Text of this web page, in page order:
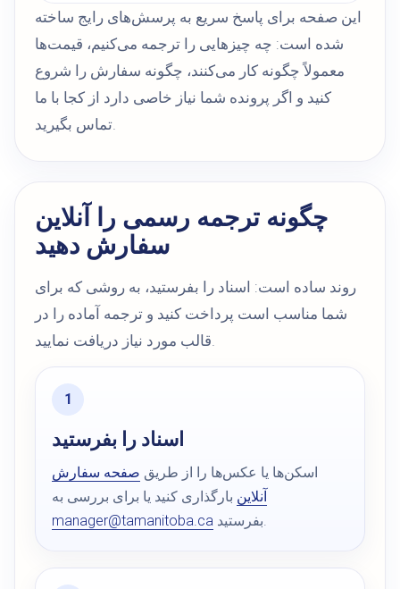
این صفحه برای پاسخ سریع به پرسش‌های رایج ساخته
شده است: چه چیزهایی را ترجمه می‌کنیم، قیمت‌ها
معمولاً چگونه کار می‌کنند، چگونه سفارش را شروع
کنید و اگر پرونده شما نیاز خاصی دارد از کجا با ما
تماس بگیرید.
چگونه ترجمه رسمی را آنلاین
سفارش دهید
روند ساده است: اسناد را بفرستید، به روشی که برای
شما مناسب است پرداخت کنید و ترجمه آماده را در
قالب مورد نیاز دریافت نمایید.
اسناد را بفرستید
اسکن‌ها یا عکس‌ها را از طریق صفحه سفارش
آنلاین بارگذاری کنید یا برای بررسی به
manager@tamanitoba.ca
بفرستید.